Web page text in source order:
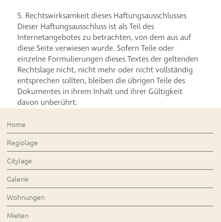
5. Rechtswirksamkeit dieses Haftungsausschlusses
Dieser Haftungsausschluss ist als Teil des
Internetangebotes zu betrachten, von dem aus auf
diese Seite verwiesen wurde. Sofern Teile oder
einzelne Formulierungen dieses Textes der geltenden
Rechtslage nicht, nicht mehr oder nicht vollständig
entsprechen sollten, bleiben die übrigen Teile des
Dokumentes in ihrem Inhalt und ihrer Gültigkeit
davon unberührt.
Home
Regiolage
Citylage
Galerie
Wohnungen
Mieten